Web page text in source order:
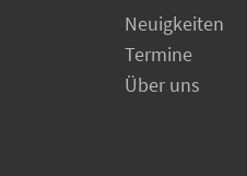
Neuigkeiten
Termine
Über uns